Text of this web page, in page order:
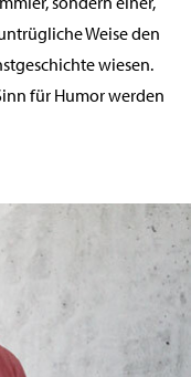
Weise den
wiesen.
für Humor werden